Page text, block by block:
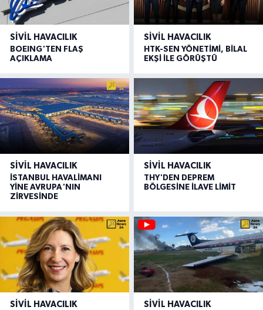
SIVIL HAVACILIK
BOEING'TEN FLAŞ
AÇIKLAMA
SIVIL HAVACILIK
HTK-SEN YÖNETİMİ, BİLAL
EKŞİ İLE GÖRÜŞTÜ
SIVIL HAVACILIK
İSTANBUL HAVALİMANI
YİNE AVRUPA'NIN
ZİRVESİNDE
SIVIL HAVACILIK
THY'DEN DEPREM
BÖLGESİNE İLAVE LİMİT
SIVIL HAVACILIK SIVIL HAVACILIK